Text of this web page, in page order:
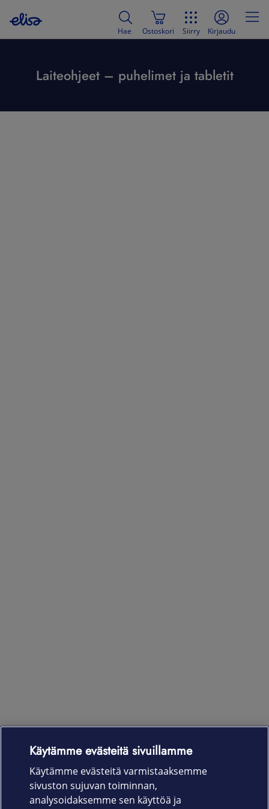
Hae Ostoskori Siirry Kirjaudu
Laiteohjeet – puhelimet ja tabletit
Laitteet & liittymät
Palvelut
Käytämme evästeitä sivuillamme
Käytämme evästeitä varmistaaksemme
sivuston sujuvan toiminnan,
analysoidaksemme sen käyttöä ja